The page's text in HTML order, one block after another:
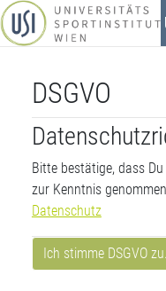
Zum Hauptinhalt
DSGVO
Bitte bestätige, dass
zur Kenntnis
Datenschutz
Ich stimme DSGVO zu.